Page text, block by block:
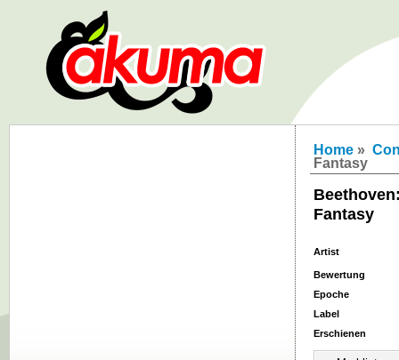
Home »
Fantasy
Fantasy
Artist
Bewertung
Epoche
Label
Erschienen